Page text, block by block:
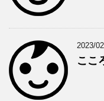
2023/
ここ